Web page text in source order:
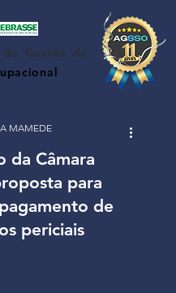
de Gestão de
da Câmara
para
de
periciais
MAMEDE